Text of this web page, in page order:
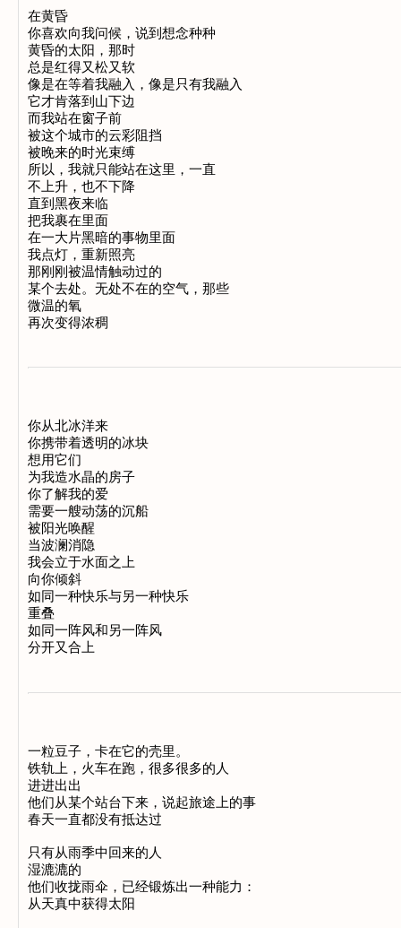
在黄昏
你喜欢向我问候，说到想念种种
黄昏的太阳，那时
总是红得又松又软
像是在等着我融入，像是只有我融入
它才肯落到山下边
而我站在窗子前
被这个城市的云彩阻挡
被晚来的时光束缚
所以，我就只能站在这里，一直
不上升，也不下降
直到黑夜来临
把我裹在里面
在一大片黑暗的事物里面
我点灯，重新照亮
那刚刚被温情触动过的
某个去处。无处不在的空气，那些
微温的氧
你从北冰洋来
你携带着透明的冰块
想用它们
为我造水晶的房子
你了解我的爱
需要一艘动荡的沉船
被阳光唤醒
当波澜消隐
我会立于水面之上
向你倾斜
如同一种快乐与另一种快乐
重叠
如同一阵风和另一阵风
一粒豆子，卡在它的壳里。
铁轨上，火车在跑，很多很多的人
进进出出
他们从某个站台下来，说起旅途上的事
春天一直都没有抵达过
只有从雨季中回来的人
湿漉漉的
他们收拢雨伞，已经锻炼出一种能力：